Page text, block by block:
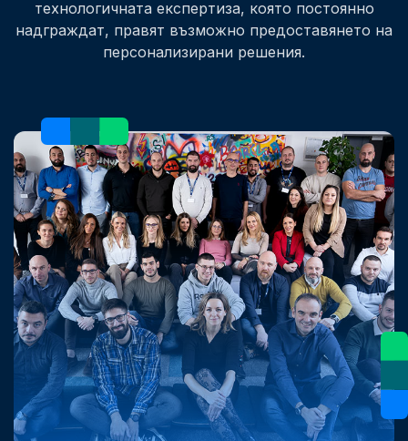
технологичната експертиза, която постоянно
надграждат, правят възможно предоставянето на
персонализирани решения.